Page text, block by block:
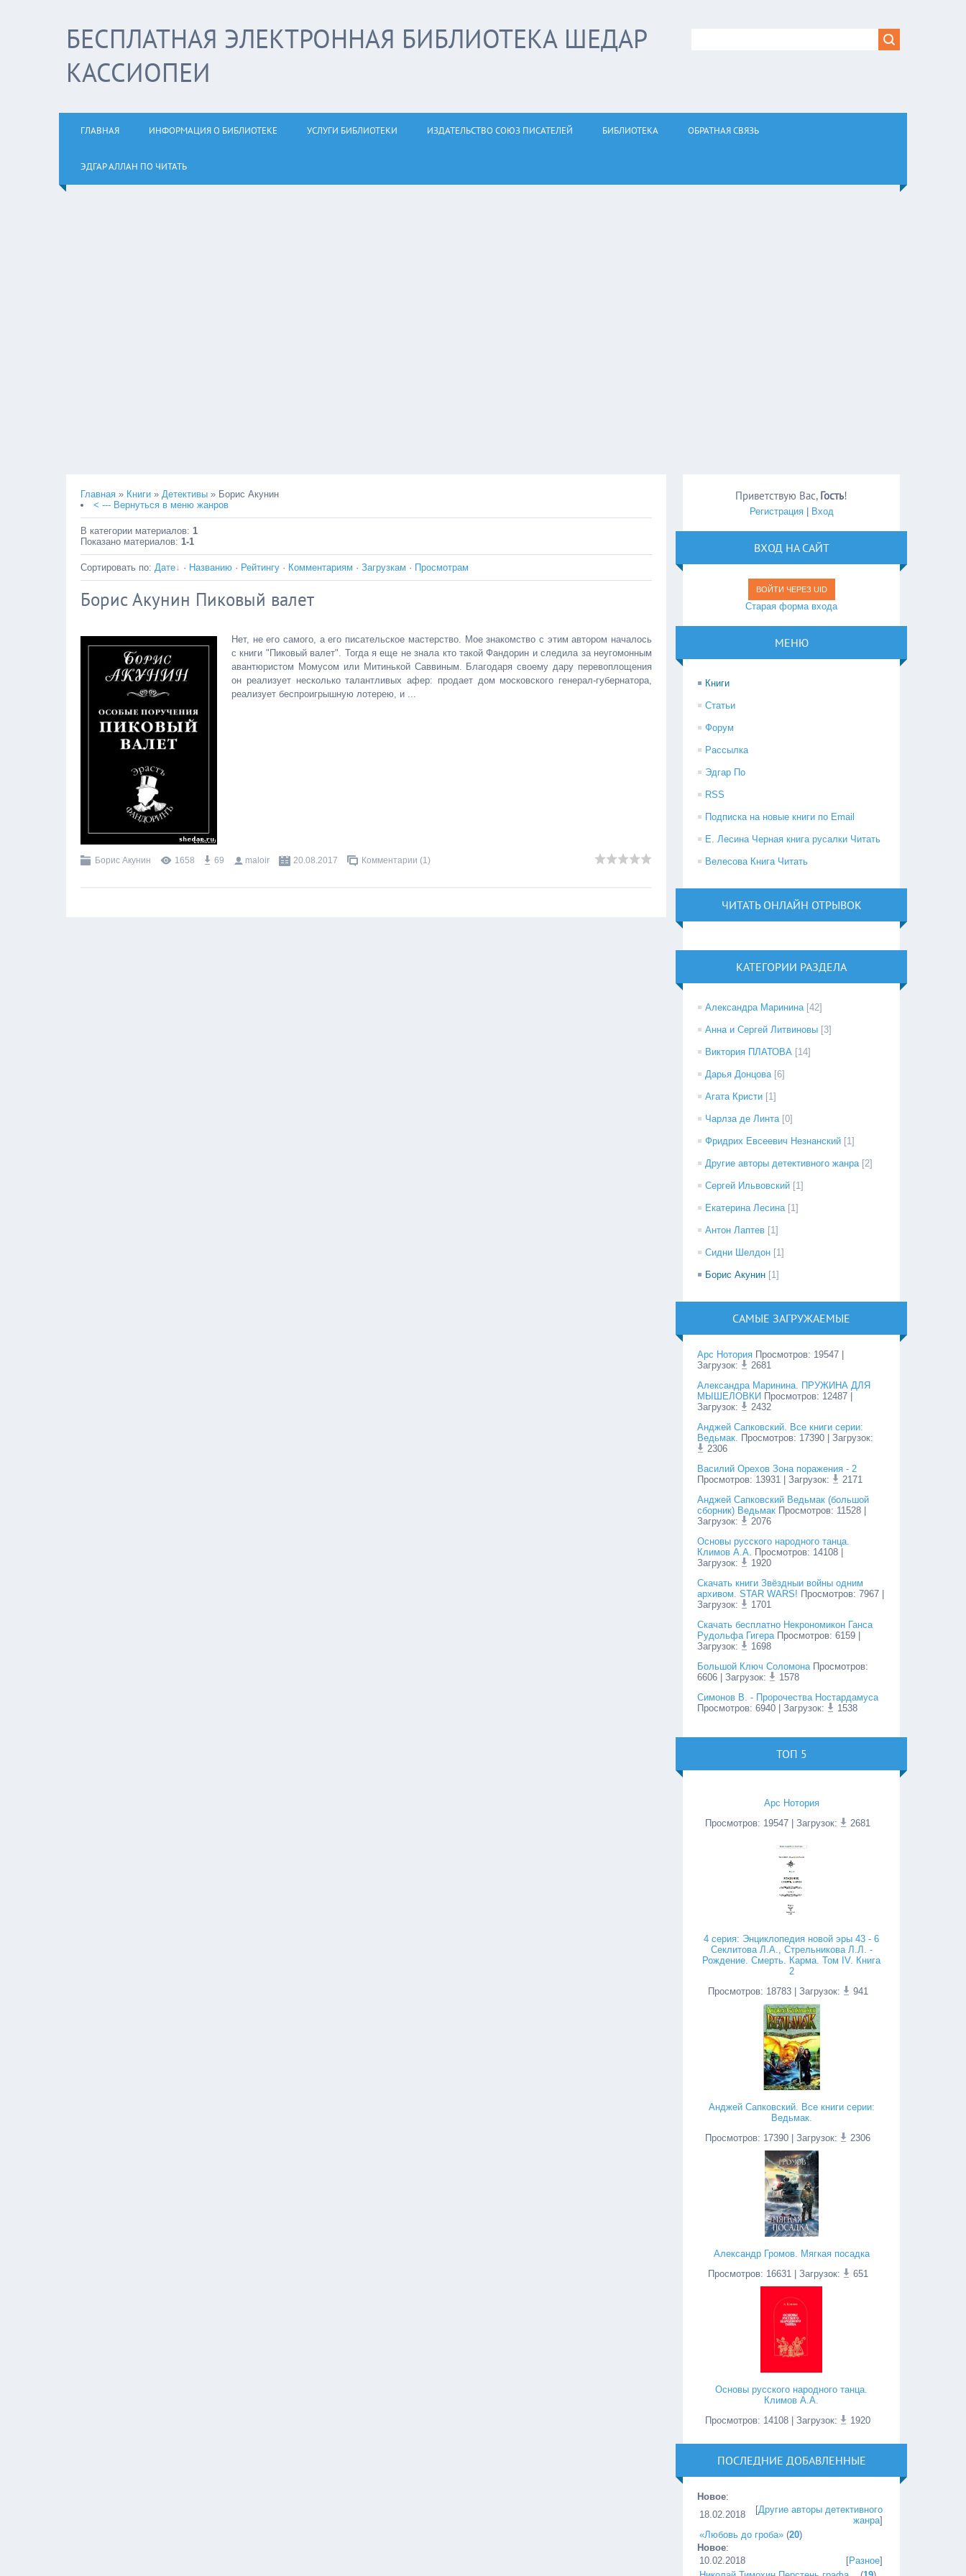
БЕСПЛАТНАЯ ЭЛЕКТРОННАЯ БИБЛИОТЕКА ШЕДАР
КАССИОПЕИ
ГЛАВНАЯ ИНФОРМАЦИЯ О БИБЛИОТЕКЕ УСЛУГИ БИБЛИОТЕКИ ИЗДАТЕЛЬСТВО СОЮЗ ПИСАТЕЛЕЙ БИБЛИОТЕКА ОБРАТНАЯ СВЯЗЬ
ЭДГАР АЛЛАН ПО ЧИТАТЬ
Главная » Книги » Детективы » Борис Акунин
< --- Вернуться в меню жанров
В категории материалов: 1
Показано материалов: 1-1
Сортировать по: Дате · Названию · Рейтингу · Комментариям · Загрузкам · Просмотрам
Борис Акунин Пиковый валет
Нет, не его самого, а его писательское мастерство. Мое знакомство с этим автором началось
с книги "Пиковый валет". Тогда я еще не знала кто такой Фандорин и следила за неугомонным
авантюристом Момусом или Митинькой Саввиным. Благодаря своему дару перевоплощения
он реализует несколько талантливых афер: продает дом московского генерал-губернатора,
реализует беспроигрышную лотерею, и ...
Борис Акунин 1658 69 maloir 20.08.2017 Комментарии (1)
Приветствую Вас, Гость!
Регистрация| Вход
ВХОД НА САЙТ
ВОЙТИ ЧЕРЕЗ UID
Старая форма входа
МЕНЮ
Книги
Статьи
Форум
Рассылка
Эдгар По
RSS
Подписка на новые книги по Email
Е. Лесина Черная книга русалки Читать
Велесова Книга Читать
ЧИТАТЬ ОНЛАЙН ОТРЫВОК
КАТЕГОРИИ РАЗДЕЛА
Александра Маринина [42]
Анна и Сергей Литвиновы [3]
Виктория ПЛАТОВА [14]
Дарья Донцова [6]
Агата Кристи [1]
Чарлза де Линта [0]
Фридрих Евсеевич Незнанский [1]
Другие авторы детективного жанра [2]
Сергей Ильвовский [1]
Екатерина Лесина [1]
Антон Лаптев [1]
Сидни Шелдон [1]
Борис Акунин [1]
САМЫЕ ЗАГРУЖАЕМЫЕ
Арс Нотория Просмотров: 19547
Загрузок:
2681
Александра Маринина. ПРУЖИНА ДЛЯ
МЫШЕЛОВКИ Просмотров: 12487
Загрузок:
2432
Анджей Сапковский. Все книги серии:
Ведьмак. Просмотров: 17390 | Загрузок:
2306
Василий Орехов Зона поражения - 2
Просмотров: 13931 | Загрузок:
2171
Анджей Сапковский Ведьмак (большой
сборник) Ведьмак Просмотров: 11528
Загрузок:
2076
Основы русского народного танца.
Климов А.А. Просмотров: 14108
Загрузок:
1920
Cкачать книги Звёздныи войны одним
архивом. STAR WARS! Просмотров:7967
Загрузок:
1701
Скачать бесплатно Некрономикон Ганса
Рудольфа Гигера Просмотров:6159
Загрузок:
1698
Большой Ключ Соломона Просмотров:
6606 | Загрузок:
1578
Симонов В. - Пророчества Ностардамуса
Просмотров:6940 | Загрузок: 1538
ТОП 5
Арс Нотория
Просмотров: 19547 | Загрузок: 2681
4 серия: Энциклопедия новой эры 43 - 6
Секлитова Л.А., Стрельникова Л.Л. -
Рождение. Смерть. Карма. Том IV. Книга
2
Просмотров: 18783| Загрузок: 941
Анджей Сапковский. Все книги серии:
Ведьмак.
Просмотров: 17390 | Загрузок: 2306
Александр Громов. Мягкая посадка
Просмотров: 16631| Загрузок: 651
Основы русского народного танца.
Климов А.А.
Просмотров: 14108 | Загрузок: 1920
ПОСЛЕДНИЕ ДОБАВЛЕННЫЕ
Новое:
18.02.2018
[Другие авторы детективного
жанра]
«Любовь до гроба» (20)
Новое:
10.02.2018
[Разное]